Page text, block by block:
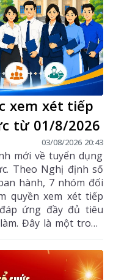
xem xét tiếp
từ 01/8/2026
03/08/2026 20:43
mới về tuyển dụng
Theo Nghị định số
hành, 7 nhóm đối
quyền xem xét tiếp
ứng đầy đủ tiêu
Đây là một trong
bổ sung, thu hút
khu vực công.